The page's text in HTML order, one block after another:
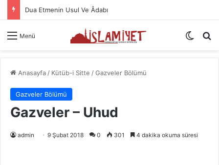
Namazın Önemi Ve Fazileti
Menü Dış
Anasayfa/ Kütüb-i Sitte /Gazveler Bölümü
Gazveler Bölümü
Gazveler – Uhud
admin 9 Şubat 2018 0 301 4 dakika okuma süresi